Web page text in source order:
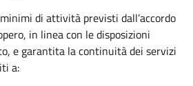
di attività previsti dall’accordo
in linea con le disposizioni
e garantita la continuità dei servizi
a: